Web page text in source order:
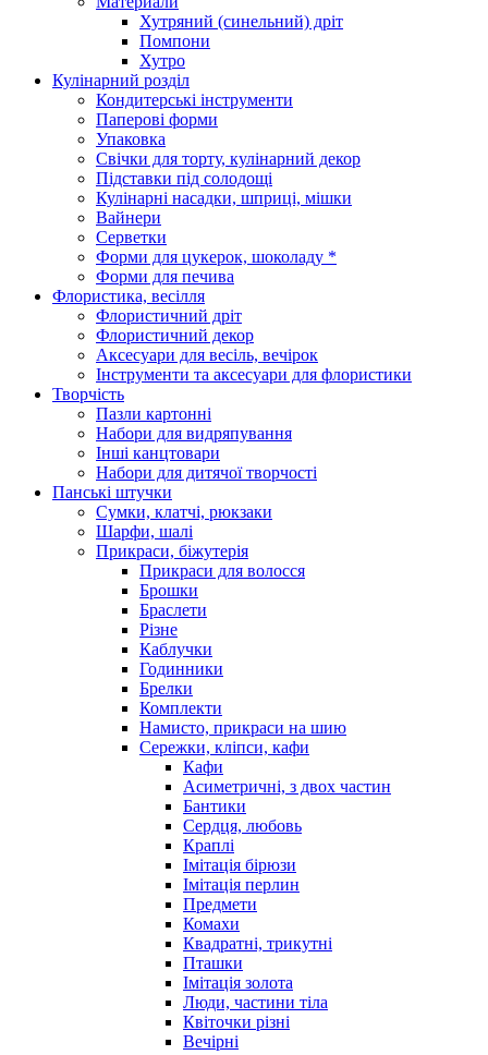
Хутряний (синельний) дріт
Помпони
Хутро
Кулінарний розділ
Кондитерські інструменти
Паперові форми
Упаковка
Свічки для торту, кулінарний декор
Підставки під солодощі
Кулінарні насадки, шприці, мішки
Вайнери
Серветки
Форми для цукерок, шоколаду *
Форми для печива
Флористика, весілля
Флористичний дріт
Флористичний декор
Аксесуари для весіль, вечірок
Інструменти та аксесуари для флористики
Творчість
Пазли картонні
Набори для видряпування
Інші канцтовари
Набори для дитячої творчості
Панські штучки
Сумки, клатчі, рюкзаки
Шарфи, шалі
Прикраси, біжутерія
Прикраси для волосся
Брошки
Браслети
Різне
Каблучки
Годинники
Брелки
Комплекти
Намисто, прикраси на шию
Сережки, кліпси, кафи
Кафи
Асиметричні, з двох частин
Бантики
Сердця, любовь
Краплі
Імітація бірюзи
Імітація перлин
Предмети
Комахи
Квадратні, трикутні
Пташки
Імітація золота
Люди, частини тіла
Квіточки різні
Вечірні